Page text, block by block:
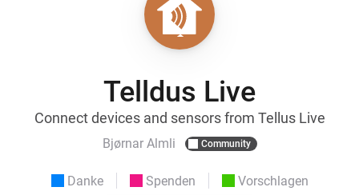
Telldus Live
Connect devices and sensors from Tellus Live
Bjørnar Almli Community
Danke Spenden Vorschlagen